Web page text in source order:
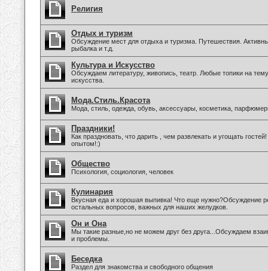
Религия
Отдых и туризм
Обсуждение мест для отдыха и туризма. Путешествия.
рыбалка и т.д.
Культура и Искусство
Обсуждаем литературу, живопись, театр. Любые топики на
искусства.
Мода.Стиль.Красота
Мода, стиль, одежда, обувь, аксессуары, косметика,
Праздники!
Как праздновать, что дарить , чем развлекать и угощать
опытом!:)
Общество
Психология, социология, человек
Кулинария
Вкусная еда и хорошая выпивка! Что еще нужно?Обсуждение
остальных вопросов, важных для наших желудков.
Он и Она
Мы такие разные,но не можем друг без друга...Обсуждаем
и проблемы.
Беседка
Раздел для знакомства и свободного общения